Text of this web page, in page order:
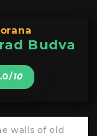
Budva
/10
walls of old